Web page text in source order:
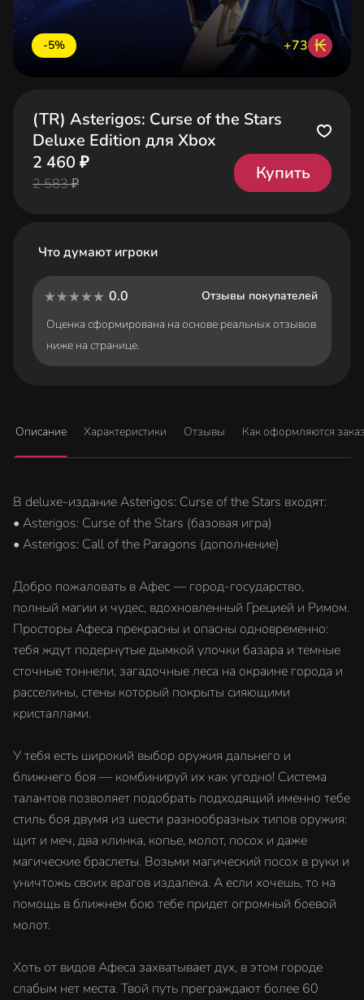
-5% +73 ₭
(TR) Asterigos: Curse of the Stars
Deluxe Edition для Xbox
2 460 ₽
2 583 ₽
Купить
Что думают игроки
0.0
Отзывы покупателей
Оценка сформирована на основе реальных отзывов
ниже на странице.
Описание Характеристики Отзывы Как оформляются
В deluxe-издание Asterigos: Curse of the Stars входят:
• Asterigos: Curse of the Stars (базовая игра)
• Asterigos: Call of the Paragons (дополнение)
Добро пожаловать в Афес — город-государство,
полный магии и чудес, вдохновленный Грецией и Римом.
Просторы Афеса прекрасны и опасны одновременно:
тебя ждут подернутые дымкой улочки базара и темные
сточные тоннели, загадочные леса на окраине города и
расселины, стены который покрыты сияющими
кристаллами.
У тебя есть широкий выбор оружия дальнего и
ближнего боя — комбинируй их как угодно! Система
талантов позволяет подобрать подходящий именно тебе
стиль боя двумя из шести разнообразных типов оружия:
щит и меч, два клинка, копье, молот, посох и даже
магические браслеты. Возьми магический посох в руки и
уничтожь своих врагов издалека. А если хочешь, то на
помощь в ближнем бою тебе придет огромный боевой
молот.
Хоть от видов Афеса захватывает дух, в этом городе
слабым нет места. Твой путь преграждают более 60